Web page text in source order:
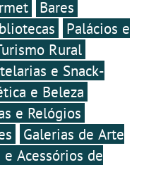
Bares
Palácios e
Rural
e Snack-
e Beleza
e Relógios
Galerias de Arte
Acessórios de